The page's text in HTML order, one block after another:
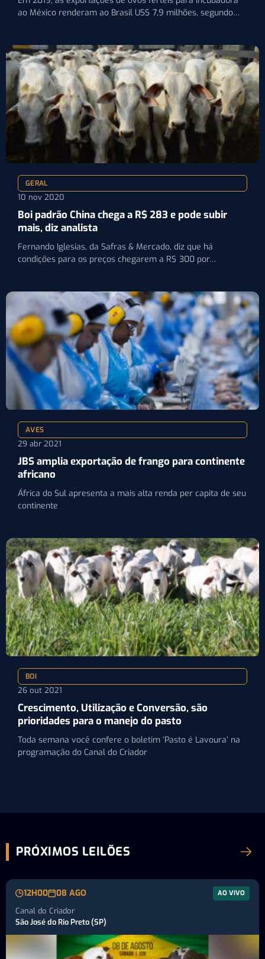
ao México renderam ao Brasil US$ 7,9 milhões, segundo…
GERAL
10 nov 2020
Boi padrão China chega a R$ 283 e pode subir
mais, diz analista
Fernando Iglesias, da Safras & Mercado, diz que há
condições para os preços chegarem a R$ 300 por…
AVES
29 abr 2021
JBS amplia exportação de frango para continente
africano
África do Sul apresenta a mais alta renda per capita de seu
continente
BOI
26 out 2021
Crescimento, Utilização e Conversão, são
prioridades para o manejo do pasto
Toda semana você confere o boletim ‘Pasto é Lavoura’ na
programação do Canal do Criador
PRÓXIMOS LEILÕES
12H00 08 AGO AO VIVO
Canal do Criador
São José do Rio Preto (SP)